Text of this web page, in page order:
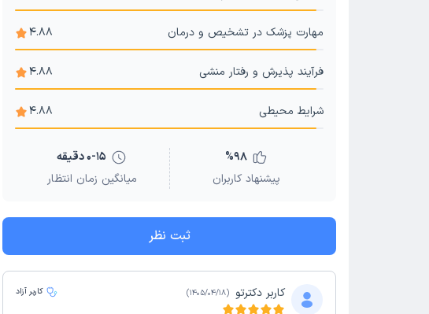
مهارت پزشک در تشخیص و درمان 4.88
فرآیند پذیرش و رفتار منشی 4.88
شرایط محیطی 4.88
%98
پیشنهاد کاربران
0-15 دقیقه
میانگین زمان انتظار
ثبت نظر
کاربر دکترتو (
1405/04/18
) کاربر آزاد